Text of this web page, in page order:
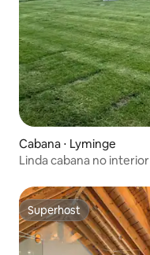
Cabana ⋅ Lyminge
Linda cabana no interior
Superhost
Superhost